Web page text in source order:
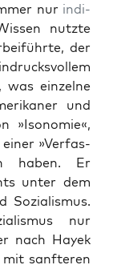
nur indi­
nutzte
der
was einzelne
und
»Isonomie«,
ein­er »Ver­fas­
haben. Er
unter dem
Sozial­is­mus.
nur
nach Hayek
san­fteren